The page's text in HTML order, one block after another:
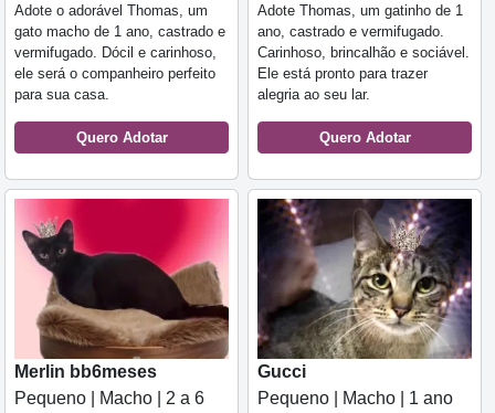
Adote o adorável Thomas, um
gato macho de 1 ano, castrado e
vermifugado. Dócil e carinhoso,
ele será o companheiro perfeito
para sua casa.
Quero Adotar
Adote Thomas, um gatinho de 1
ano, castrado e vermifugado.
Carinhoso, brincalhão e sociável.
Ele está pronto para trazer
alegria ao seu lar.
Quero Adotar
Merlin bb6meses
Pequeno | Macho | 2 a 6
Gucci
Pequeno | Macho | 1 ano